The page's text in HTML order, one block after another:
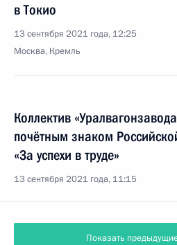
в Токио
13 сентября 2021 года, 12:25
Москва, Кремль
Коллектив
почётным знаком
«За успехи в труде»
13 сентября 2021 года, 11:15
Показать